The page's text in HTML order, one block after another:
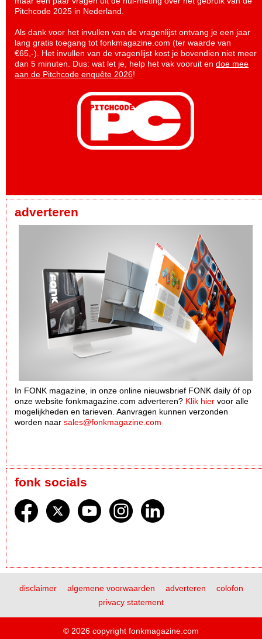
Pitchcode 2025 in Nederland.
Als dank voor het invullen van de vragenlijst ontvang je een jaar
lang gratis toegang tot fonkmagazine.com (ter waarde van
€65,-). Het invullen van de vragenlijst kost je bovendien niet meer
dan 5 minuten. Dus: wat let je, help het vak vooruit en doe mee
aan de Pitchcode enquête 2026!
adverteren
In FONK magazine, in onze online nieuwsbrief FONK daily óf op
onze website fonkmagazine.com adverteren? Klik hier voor alle
mogelijkheden en tarieven. Aanvragen kunnen verzonden
worden naar sales@fonkmagazine.com
fonk socials
disclaimer algemene voorwaarden adverteren
colofon
privacy statement
© 2026 copyright fonkmagazine.com